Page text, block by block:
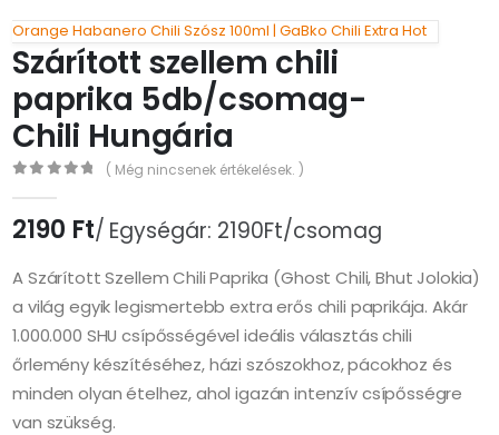
Orange Habanero Chili Szósz 100ml | GaBko Chili Extra Hot
Szárított szellem chili
paprika 5db/csomag-
Chili Hungária
( Még nincsenek értékelések. )
2190 Ft Egységár: 2190Ft/csomag
A Szárított Szellem Chili Paprika (Ghost Chili, Bhut Jolokia)
a világ egyik legismertebb extra erős chili paprikája. Akár
1.000.000 SHU csípősségével ideális választás chili
őrlemény készítéséhez, házi szószokhoz, pácokhoz és
minden olyan ételhez, ahol igazán intenzív csípősségre
van szükség.